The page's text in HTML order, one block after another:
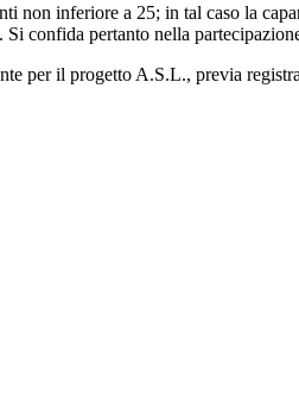
non inferiore a 25; in tal caso la
Si confida pertanto nella
per il progetto A.S.L., previa